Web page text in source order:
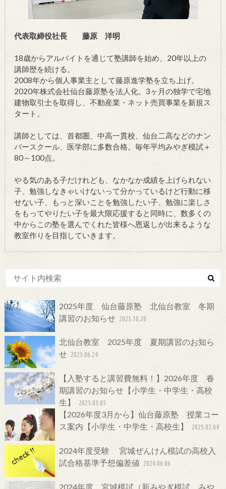
代表取締役社長 藤原 洋明
18歳からアルバイトを通じて塾講師を始め、20年以上の
講師歴を続ける。
2008年から個人事業主として藤原進学塾を立ち上げ。
2020年株式会社仙台藤原塾を法人化。3ヶ月の独学で宅地
建物取引士を取得し、不動産業・ネット売買事業を新規ス
タート。
講師としては、首都圏、中高一貫校、仙台二高などのナン
バースクール、医学部に多数合格。毎年平均みやぎ模試＋
80～100点。
やる気のある子だけれども、なかなか成績を上げられない
子、勉強しなきゃいけないって分かっているけど行動に移
せない子、もっと深いことを勉強したい子、勉強に楽しさ
をもってやりたい子を最大限応援すると同時に、数多くの
中からこの塾を選んでくれた皆様へ恩返しが出来るような
教室作りを目指していきます。
2025年度 仙台藤原塾 北仙台教室 冬期
講習のお知らせ 2025.10.20
北仙台教室 2025年度 夏期講習のお知ら
せ 2025.06.24
【入塾すると講習費無料！】2026年度 春
期講習のお知らせ【小学生・中学生・高校
生】
2025.03.05
【2026年度3月から】仙台藤原塾 授業コー
ス案内【小学生・中学生・高校生】
2025.02.04
2024年度受験 宮城ぜんけん模試の高校入
試合格基準予想偏差値 2024.06.06
2024年度 宮城模試（新みやぎ模試、みや